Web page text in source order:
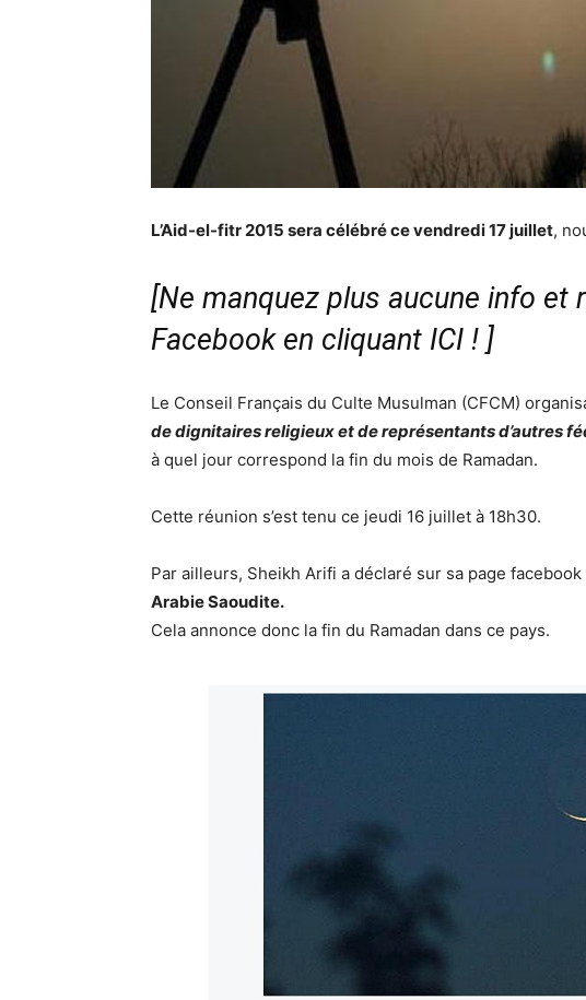
L’Aid-el-fitr 2015 sera célébré ce vendredi 17 juillet,
[Ne manquez plus aucune info et
Facebook en cliquant ICI ! ]
Le Conseil Français du Culte Musulman (CFCM)
de dignitaires religieux et de représentants d’autres
à quel jour correspond la fin du mois de Ramadan.
Cette réunion s’est tenu ce jeudi 16 juillet à 18h30.
Par ailleurs, Sheikh Arifi a déclaré sur sa page facebook
Arabie Saoudite.
Cela annonce donc la fin du Ramadan dans ce pays.